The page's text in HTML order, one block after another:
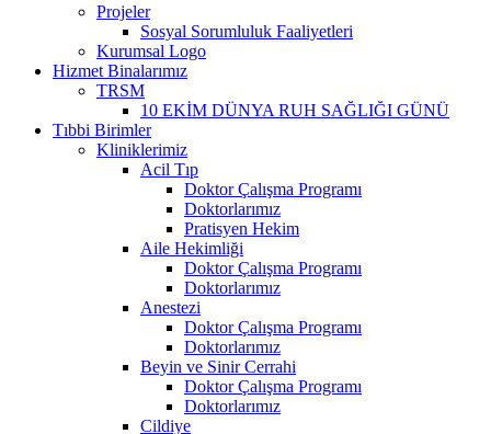
Projeler
Sosyal Sorumluluk Faaliyetleri
Kurumsal Logo
Hizmet Binalarımız
TRSM
10 EKİM DÜNYA RUH SAĞLIĞI GÜNÜ
Tıbbi Birimler
Kliniklerimiz
Acil Tıp
Doktor Çalışma Programı
Doktorlarımız
Pratisyen Hekim
Aile Hekimliği
Doktor Çalışma Programı
Doktorlarımız
Anestezi
Doktor Çalışma Programı
Doktorlarımız
Beyin ve Sinir Cerrahi
Doktor Çalışma Programı
Doktorlarımız
Cildiye